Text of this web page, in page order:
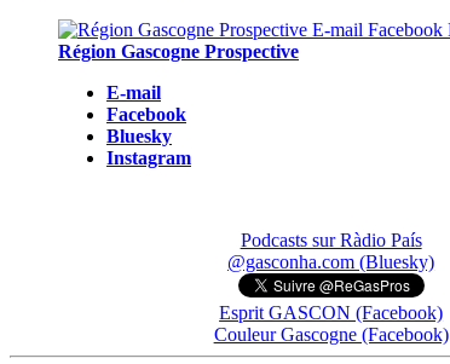
Région Gascogne Prospective
E-mail
Facebook
Bluesky
Instagram
Podcasts sur Ràdio País
@gasconha.com (Bluesky)
Esprit GASCON (Facebook)
Couleur Gascogne (Facebook)